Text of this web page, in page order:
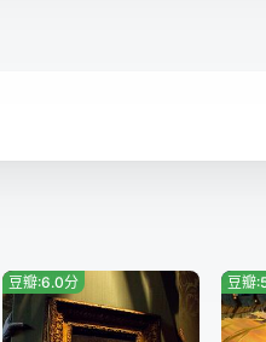
豆瓣:6.0分 豆瓣